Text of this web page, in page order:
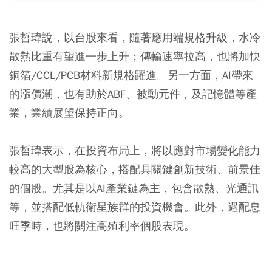
張哲瑋說，以台股來看，隨著應用端規格升級，水冷
散熱比重有望進一步上升；傳輸速率拉高，也將加快
銅箔/CCL/PCB材料新規格躍進。另一方面，AI帶來
的漲價潮，也有助於ABF、被動元件，及記憶體等產
業，業績展望保持正向。
張哲瑋表示，在投資布局上，將以應對市場變化能力
較高的大型股為核心，搭配具關鍵創新技術、前景佳
的個股。尤其是以AI產業鏈為主，包含散熱、光通訊
等，並搭配低軌衛星族群的投資機會。此外，遇配息
旺季時，也將關注高殖利率個股表現。